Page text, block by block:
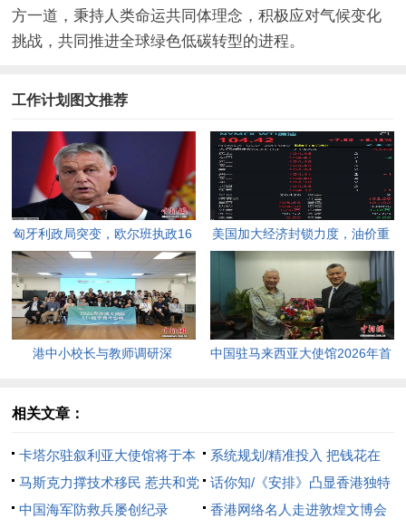
方一道，秉持人类命运共同体理念，积极应对气候变化
挑战，共同推进全球绿色低碳转型的进程。
工作计划图文推荐
匈牙利政局突变，欧尔班执政16
年终结。
美国加大经济封锁力度，油价重
返100美元高点，黄金价格急
跌，日韩主要股指开盘走低。
港中小校长与教师调研深
课堂新路径。
中国驻马来西亚大使馆2026年首
力，帮助他们在异国他乡更好地
学习和生活。
相关文章：
卡塔尔驻叙利亚大使馆将于本
月17日重新开放
系统规划/精准投入 把钱花在
刀刃上
马斯克力撑技术移民 惹共和党
极右派不满
话你知/《安排》凸显香港独特
优势
中国海军防救兵屡创纪录 香港网络名人走进敦煌文博会